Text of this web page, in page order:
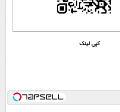
کپی لینک